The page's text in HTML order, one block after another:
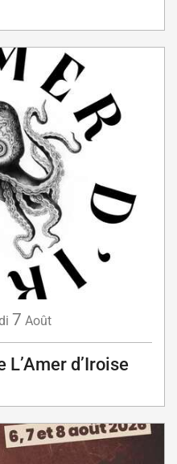
7 Août
d’Iroise